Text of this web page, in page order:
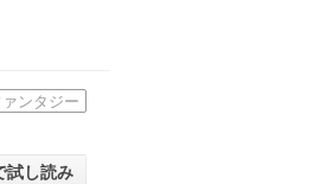
ンタジー
試し読み